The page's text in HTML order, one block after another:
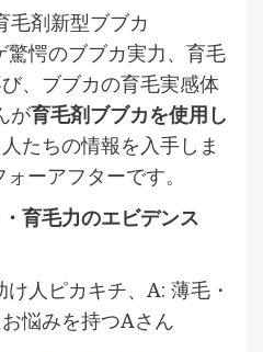
毛剤新型ブブカ
驚愕のブブカ実力、育毛
、ブブカの育毛実感体
が育毛剤ブブカを使用し
人たちの情報を入手しま
ーアフターです。
育毛力のエビデンス
け人ピカキチ、A: 薄毛・
悩みを持つAさん